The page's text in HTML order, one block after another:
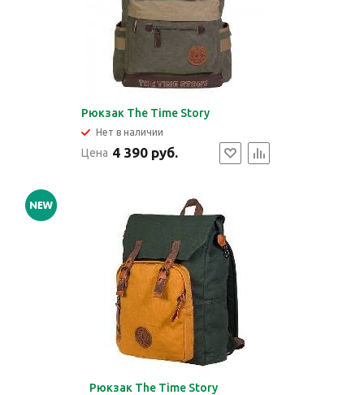
Рюкзак The Time Story
Нет в наличии
Цена 4 390 руб.
Рюкзак The Time Story